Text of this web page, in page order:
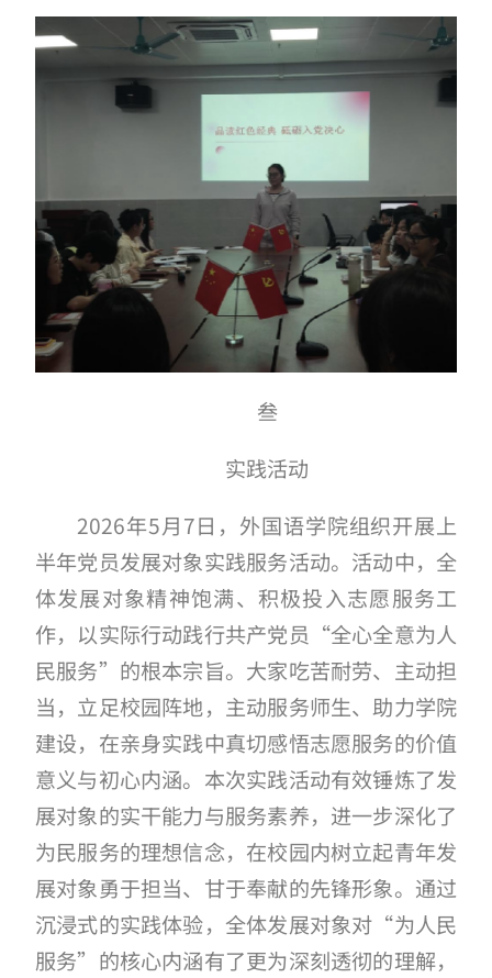
叁
实践活动
2026年5月7日，外国语学院组织开展上
半年党员发展对象实践服务活动。活动中，全
体发展对象精神饱满、积极投入志愿服务工
作，以实际行动践行共产党员“全心全意为人
民服务”的根本宗旨。大家吃苦耐劳、主动担
当，立足校园阵地，主动服务师生、助力学院
建设，在亲身实践中真切感悟志愿服务的价值
意义与初心内涵。本次实践活动有效锤炼了发
展对象的实干能力与服务素养，进一步深化了
为民服务的理想信念，在校园内树立起青年发
展对象勇于担当、甘于奉献的先锋形象。通过
沉浸式的实践体验，全体发展对象对“为人民
服务”的核心内涵有了更为深刻透彻的理解，